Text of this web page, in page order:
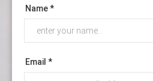
Name *
Email *